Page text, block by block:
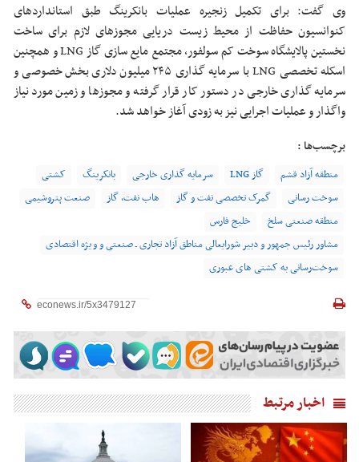
وی گفت: برای تکمیل زنجیره عملیات بانکرینگ طبق استاندارد‌های
کنوانسیون حفاظت از محیط زیست دریایی مجوز‌های لازم برای ساخت
نخستین پالایشگاه سوخت کم سولفور، مجتمع مایع سازی گاز LNG و همچنین
اسکله تخصصی LNG با سرمایه گذاری ۲۴۵ میلیون دلاری بخش خصوصی و
سرمایه گذاری خارجی در دستور کار قرار گرفته و مجوز‌ها و زمین مورد نیاز
واگذار و عملیات اجرایی نیز به زودی آغاز خواهد شد.
برچسب‌ها :
منطقه آزاد قشم گاز LNG سرمایه گذاری خارجی بانکرینگ
کشتی
سوخت رسانی
گمرک تخصصی نفت و گاز هاب نفت، گاز
صنعت پتروشیمی
منطقه صنعتی سلخ
خلیج فارس
مشاور رئیس جمهور و دبیر شورایعالی مناطق آزاد تجاری ـ صنعتی و ویژه اقتصادی
سوخت‌رسانی به کشتی های عبوری
اخبار مرتبط